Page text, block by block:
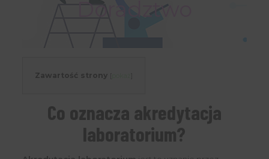
Doradztwo
Zawartość strony
Co oznacza akredytacja
laboratorium?